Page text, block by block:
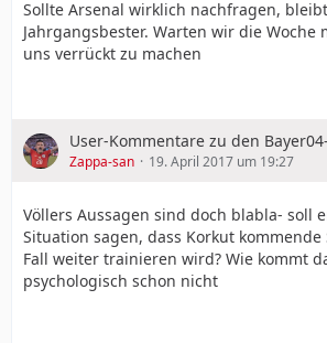
Sollte Arsenal wirklich nachfragen,
Jahrgangsbester. Warten wir die Woche
uns verrückt zu machen
User-Kommentare zu den
Zappa-san 19. April 2017 um 19:27
Völlers Aussagen sind doch blabla- soll
Situation sagen, dass Korkut kommende
Fall weiter trainieren wird? Wie kommt
psychologisch schon nicht